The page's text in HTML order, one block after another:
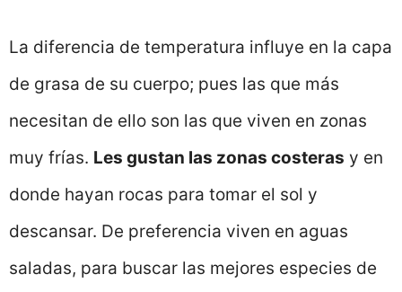
La diferencia de temperatura influye en la capa
de grasa de su cuerpo; pues las que más
necesitan de ello son las que viven en zonas
muy frías. Les gustan las zonas costeras y en
donde hayan rocas para tomar el sol y
descansar. De preferencia viven en aguas
saladas, para buscar las mejores especies de